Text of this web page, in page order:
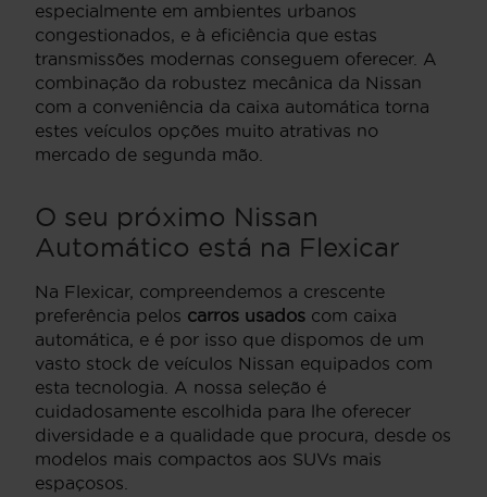
especialmente em ambientes urbanos
congestionados, e à eficiência que estas
transmissões modernas conseguem oferecer. A
combinação da robustez mecânica da Nissan
com a conveniência da caixa automática torna
estes veículos opções muito atrativas no
mercado de segunda mão.
O seu próximo Nissan
Automático está na Flexicar
Na Flexicar, compreendemos a crescente
preferência pelos carros usados com caixa
automática, e é por isso que dispomos de um
vasto stock de veículos Nissan equipados com
esta tecnologia. A nossa seleção é
cuidadosamente escolhida para lhe oferecer
diversidade e a qualidade que procura, desde os
modelos mais compactos aos SUVs mais
espaçosos.